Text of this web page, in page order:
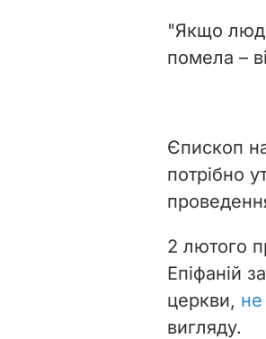
"Якщо
помела –
Єпископ
потрібно
2 лютого
Епіфаній
церкви,
вигляду.